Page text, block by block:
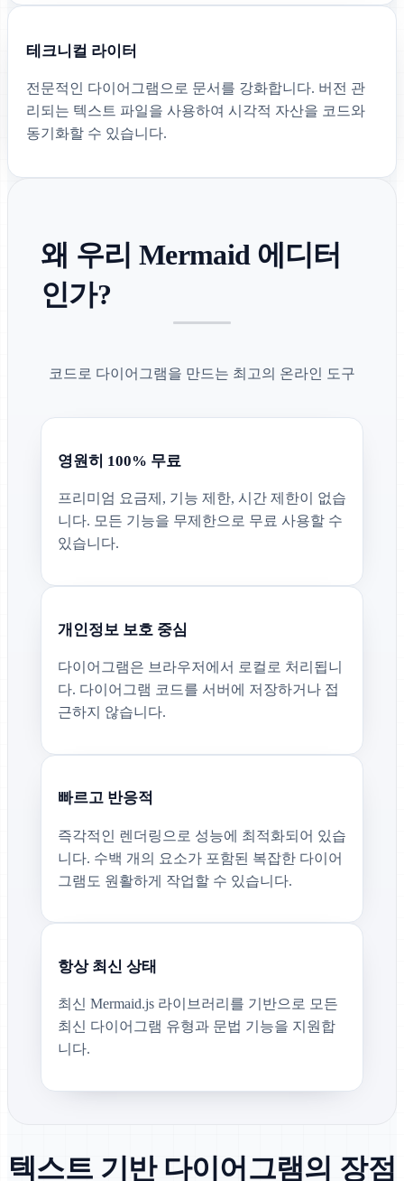
테크니컬 라이터
전문적인 다이어그램으로 문서를 강화합니다. 버전 관
리되는 텍스트 파일을 사용하여 시각적 자산을 코드와
동기화할 수 있습니다.
왜 우리 Mermaid 에디터
인가?
코드로 다이어그램을 만드는 최고의 온라인 도구
영원히 100% 무료
프리미엄 요금제, 기능 제한, 시간 제한이 없습
니다. 모든 기능을 무제한으로 무료 사용할 수
있습니다.
개인정보 보호 중심
다이어그램은 브라우저에서 로컬로 처리됩니
다. 다이어그램 코드를 서버에 저장하거나 접
근하지 않습니다.
빠르고 반응적
즉각적인 렌더링으로 성능에 최적화되어 있습
니다. 수백 개의 요소가 포함된 복잡한 다이어
그램도 원활하게 작업할 수 있습니다.
항상 최신 상태
최신 Mermaid.js 라이브러리를 기반으로 모든
최신 다이어그램 유형과 문법 기능을 지원합
니다.
텍스트 기반 다이어그램의 장점